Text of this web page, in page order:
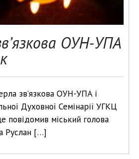
ОУН-УПА
зв’язкова ОУН-УПА і
Духовної Семінарії УГКЦ
повідомив міський голова
Руслан […]